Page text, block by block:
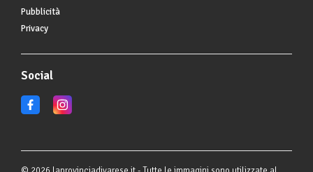
Pubblicità
Privacy
Social